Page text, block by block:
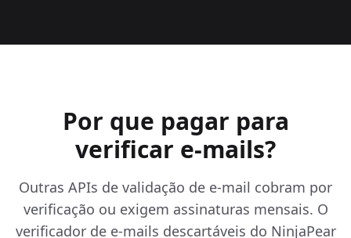
Por que pagar para
verificar e-mails?
Outras APIs de validação de e-mail cobram por
verificação ou exigem assinaturas mensais. O
verificador de e-mails descartáveis do NinjaPear